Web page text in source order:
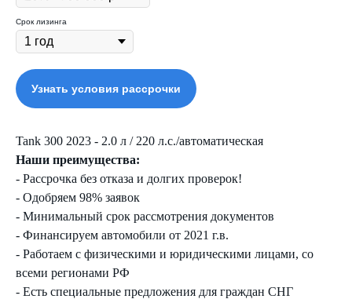
Срок лизинга
Узнать условия рассрочки
Tank 300 2023 - 2.0 л / 220 л.с./автоматическая
Наши преимущества:
- Рассрочка без отказа и долгих проверок!
- Одобряем 98% заявок
- Минимальный срок рассмотрения документов
- Финансируем автомобили от 2021 г.в.
- Работаем с физическими и юридическими лицами, со
всеми регионами РФ
- Есть специальные предложения для граждан СНГ